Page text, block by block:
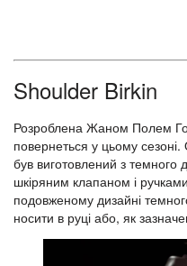
Shoulder Birkin
Розроблена Жаном Полем
повернеться у цьому
був виготовлений ​​з темного
шкіряним клапаном і
подовженому дизайні
носити в руці або, як